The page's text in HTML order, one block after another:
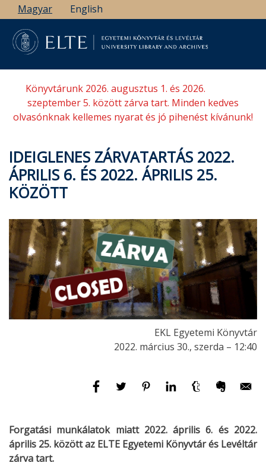
Ugrás
a
tartalomra
Magyar English
Könyvtárunk 2026. augusztus 1. és 2026.
szeptember 5. között zárva tart. Minden kedves
olvasónknak kellemes nyarat és jó pihenést kívánunk!
IDEIGLENES ZÁRVATARTÁS 2022.
ÁPRILIS 6. ÉS 2022. ÁPRILIS 25.
KÖZÖTT
EKL Egyetemi Könyvtár
2022. március 30., szerda – 12:40
Forgatási munkálatok miatt 2022. április 6. és 2022.
április 25. közöttaz ELTE Egyetemi Könyvtár és Levéltár
zárva tart.